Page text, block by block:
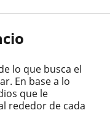
lo que busca el
En base a lo
que le
rededor de cada